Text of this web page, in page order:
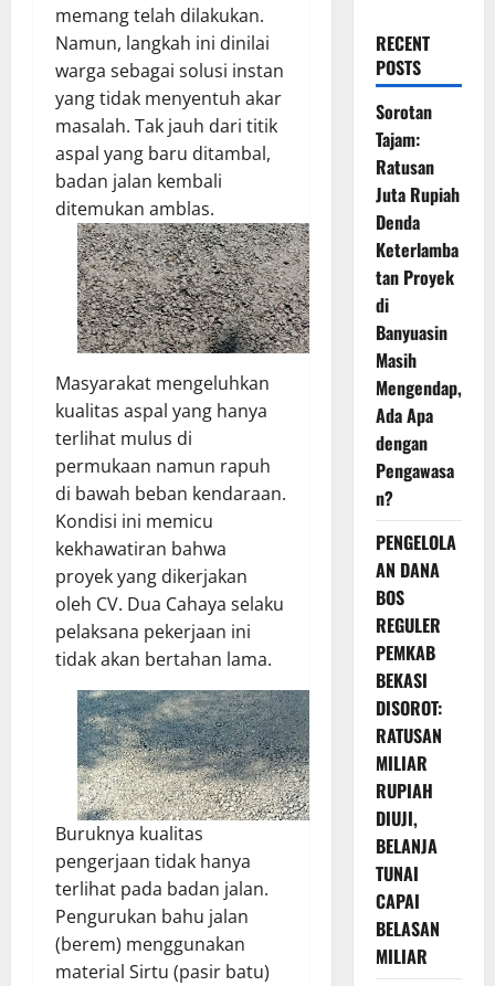
memang telah dilakukan.
Namun, langkah ini dinilai
warga sebagai solusi instan
yang tidak menyentuh akar
masalah. Tak jauh dari titik
aspal yang baru ditambal,
badan jalan kembali
ditemukan amblas.
Masyarakat mengeluhkan
kualitas aspal yang hanya
terlihat mulus di
permukaan namun rapuh
di bawah beban kendaraan.
Kondisi ini memicu
kekhawatiran bahwa
proyek yang dikerjakan
oleh CV. Dua Cahaya selaku
pelaksana pekerjaan ini
tidak akan bertahan lama.
Buruknya kualitas
pengerjaan tidak hanya
terlihat pada badan jalan.
Pengurukan bahu jalan
(berem) menggunakan
material Sirtu (pasir batu)
RECENT
POSTS
Sorotan
Tajam:
Ratusan
Juta Rupiah
Denda
Keterlamba
tan Proyek
di
Banyuasin
Masih
Mengendap,
Ada Apa
dengan
Pengawasa
n?
PENGELOLA
AN DANA
BOS
REGULER
PEMKAB
BEKASI
DISOROT:
RATUSAN
MILIAR
RUPIAH
DIUJI,
BELANJA
TUNAI
CAPAI
BELASAN
MILIAR